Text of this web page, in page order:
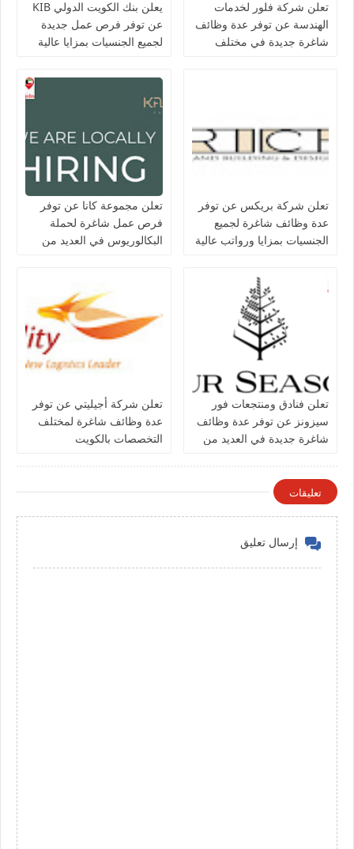
تعلن شركة فلور لخدمات
الهندسة عن توفر عدة وظائف
شاغرة جديدة في مختلف
يعلن بنك الكويت الدولي KIB
عن توفر فرص عمل جديدة
لجميع الجنسيات بمزايا عالية
تعلن شركة بريكس عن توفر
عدة وظائف شاغرة لجميع
الجنسيات بمزايا ورواتب عالية
تعلن مجموعة كانا عن توفر
فرص عمل شاغرة لحملة
البكالوريوس في العديد من
تعلن فنادق ومنتجعات فور
سيزونز‏ عن توفر عدة وظائف
شاغرة جديدة في العديد من
تعلن شركة أجيليتي عن توفر
عدة وظائف شاغرة لمختلف
التخصصات بالكويت
تعليقات
إرسال تعليق